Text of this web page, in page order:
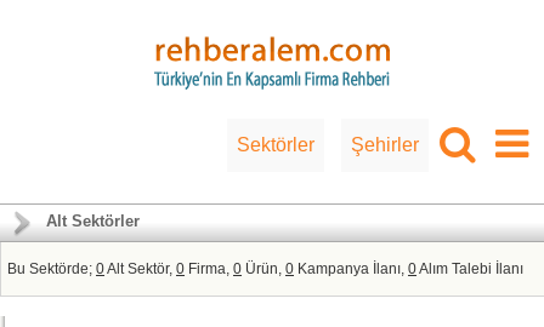
Sektörler Şehirler
Alt Sektörler
Bu Sektörde; 0Alt Sektör, 0 Firma, 0 Ürün, 0 Kampanya İlanı, 0Alım Talebi İlanı